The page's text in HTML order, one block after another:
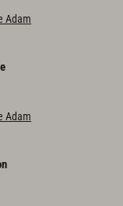
Adam
Adam